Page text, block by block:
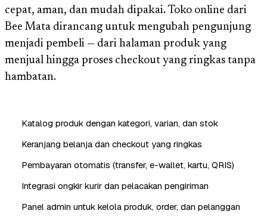
cepat, aman, dan mudah dipakai. Toko online dari
Bee Mata dirancang untuk mengubah pengunjung
menjadi pembeli — dari halaman produk yang
menjual hingga proses checkout yang ringkas tanpa
hambatan.
Katalog produk dengan kategori, varian, dan stok
Keranjang belanja dan checkout yang ringkas
Pembayaran otomatis (transfer, e-wallet, kartu, QRIS)
Integrasi ongkir kurir dan pelacakan pengiriman
Panel admin untuk kelola produk, order, dan pelanggan